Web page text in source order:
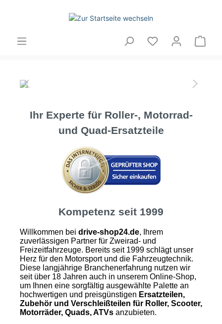
Ihr Experte für Roller-, Motorrad-
und Quad-Ersatzteile
Kompetenz seit 1999
Willkommen bei drive-shop24.de, Ihrem
zuverlässigen Partner für Zweirad- und
Freizeitfahrzeuge. Bereits seit 1999 schlägt unser
Herz für den Motorsport und die Fahrzeugtechnik.
Diese langjährige Branchenerfahrung nutzen wir
seit über 18 Jahren auch in unserem Online-Shop,
um Ihnen eine sorgfältig ausgewählte Palette an
hochwertigen und preisgünstigen Ersatzteilen,
Zubehör und Verschleißteilen für Roller, Scooter,
Motorräder, Quads, ATVs anzubieten.